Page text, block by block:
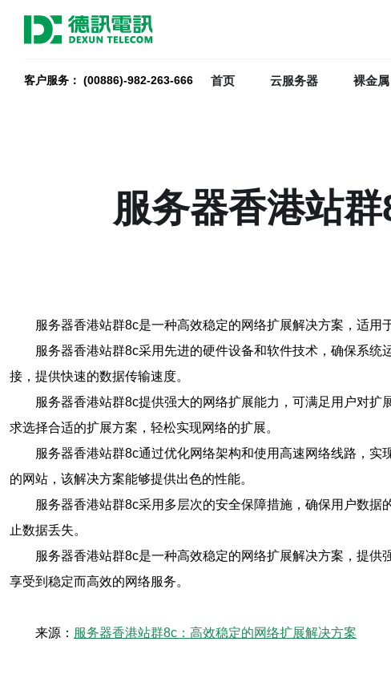
客户服务： (00886)-982-263-666 首页 云服务器 裸金属
服务器香港站
服务器香港站群8c是一种高效稳定的网络扩展解决方案，适
服务器香港站群8c采用先进的硬件设备和软件技术，确保系
接，提供快速的数据传输速度。
服务器香港站群8c提供强大的网络扩展能力，可满足用户对
求选择合适的扩展方案，轻松实现网络的扩展。
服务器香港站群8c通过优化网络架构和使用高速网络线路，
的网站，该解决方案能够提供出色的性能。
服务器香港站群8c采用多层次的安全保障措施，确保用户数
止数据丢失。
服务器香港站群8c是一种高效稳定的网络扩展解决方案，提
享受到稳定而高效的网络服务。
来源： 服务器香港站群8c：高效稳定的网络扩展解决方案